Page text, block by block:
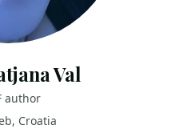
Val
author
Croatia